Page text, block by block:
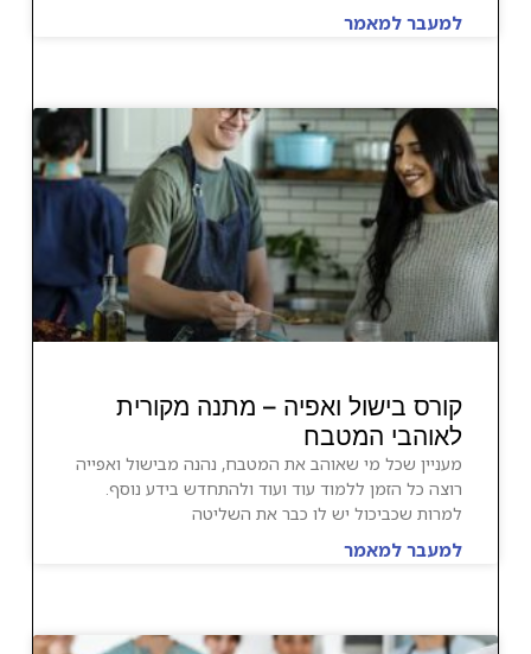
למעבר למאמר
קורס בישול ואפיה – מתנה מקורית
לאוהבי המטבח
מעניין שכל מי שאוהב את המטבח, נהנה מבישול ואפייה
רוצה כל הזמן ללמוד עוד ועוד ולהתחדש בידע נוסף.
למרות שכביכול יש לו כבר את השליטה
למעבר למאמר